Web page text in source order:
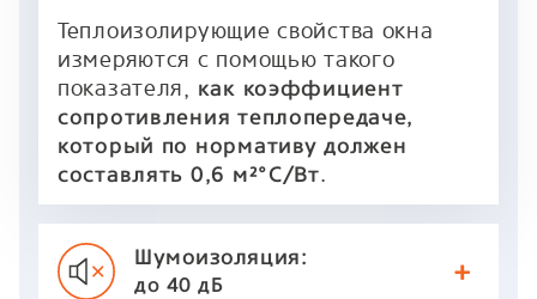
Теплоизолирующие свойства окна
измеряются с помощью такого
показателя, как коэффициент
сопротивления теплопередаче,
который по нормативу должен
составлять 0,6 м²°С/Вт.
Шумоизоляция:
до 40 дБ